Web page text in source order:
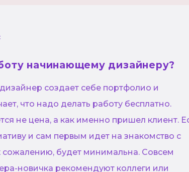
начинающему дизайнеру?
создает себе портфолио и
что надо делать работу бесплатно.
не цена, а как именно пришел клиент.
и сам первым идет на знакомство с
будет минимальна. Совсем
новичка рекомендуют коллеги или